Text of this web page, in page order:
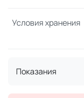
Условия хранения
Показания